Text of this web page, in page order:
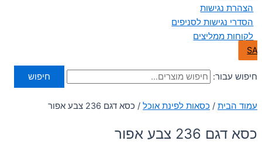
הצהרת נגישות
הסדרי נגישות לסניפים
לקוחות ממליצים
חיפוש עבור: חיפוש
עמוד הבית / כסאות לפינת אוכל / כסא דגם 236 צבע אפור
כסא דגם 236 צבע אפור